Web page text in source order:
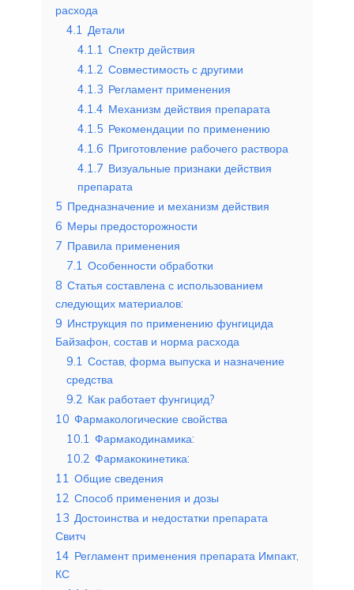
расхода
4.1 Детали
4.1.1 Спектр действия
4.1.2 Совместимость с другими
4.1.3 Регламент применения
4.1.4 Механизм действия препарата
4.1.5 Рекомендации по применению
4.1.6 Приготовление рабочего раствора
4.1.7 Визуальные признаки действия
препарата
5 Предназначение и механизм действия
6 Меры предосторожности
7 Правила применения
7.1 Особенности обработки
8 Статья составлена с использованием
следующих материалов:
9 Инструкция по применению фунгицида
Байзафон, состав и норма расхода
9.1 Состав, форма выпуска и назначение
средства
9.2 Как работает фунгицид?
10 Фармакологические свойства
10.1 Фармакодинамика:
10.2 Фармакокинетика:
11 Общие сведения
12 Способ применения и дозы
13 Достоинства и недостатки препарата
Свитч
14 Регламент применения препарата Импакт,
КС